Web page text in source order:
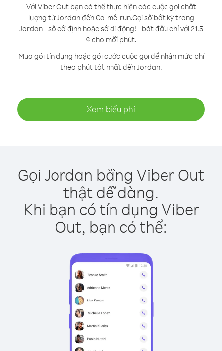
Với Viber Out bạn có thể thực hiện các cuộc gọi chất
lượng từ Jordan đến Ca-mê-run.Gọi số bất kỳ trong
Jordan - số cố định hoặc số di động! - bắt đầu chỉ với 21.5
¢ cho mỗi phút.
Mua gói tín dụng hoặc gói cước cuộc gọi để nhận mức phí
theo phút tốt nhất đến Jordan.
Xem biểu phí
Gọi Jordan bằng Viber Out
thật dễ dàng.
Khi bạn có tín dụng Viber
Out, bạn có thể: